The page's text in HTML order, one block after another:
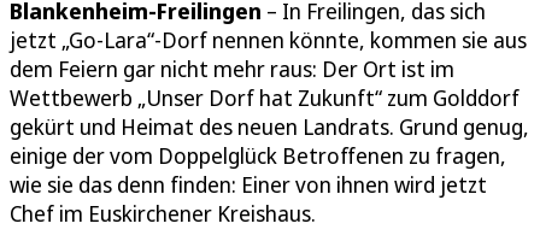
Blankenheim-Freilingen – In Freilingen, das sich
jetzt „Go-Lara“-Dorf nennen könnte, kommen sie aus
dem Feiern gar nicht mehr raus: Der Ort ist im
Wettbewerb „Unser Dorf hat Zukunft“ zum Golddorf
gekürt und Heimat des neuen Landrats. Grund genug,
einige der vom Doppelglück Betroffenen zu fragen,
wie sie das denn finden: Einer von ihnen wird jetzt
Chef im Euskirchener Kreishaus.